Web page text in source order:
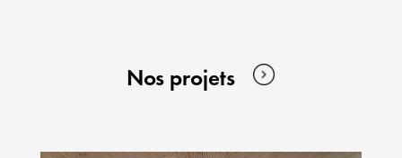
Nos projets